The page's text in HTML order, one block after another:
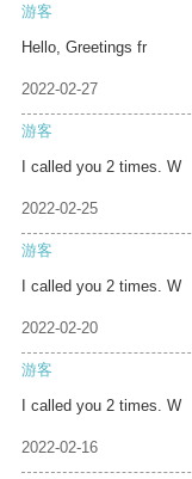
游客
Hello, Greetings fr
2022-02-27
游客
I called you 2 times. W
2022-02-25
游客
I called you 2 times. W
2022-02-20
游客
I called you 2 times. W
2022-02-16